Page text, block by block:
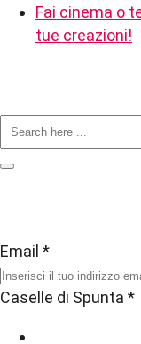
Fai cinema o
tue creazioni!
Email *
Caselle di Spunta *